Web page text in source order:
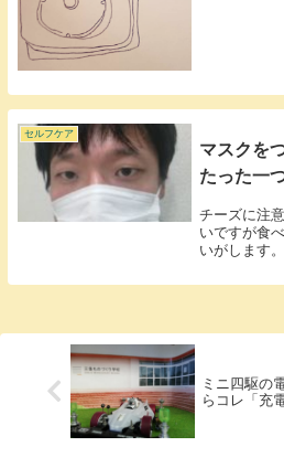
セルフケア
マスクを
たった一
チーズに注
いですが食
いがします
にパンやピ
マスクをつ
ミニ四駆の
らコレ「充